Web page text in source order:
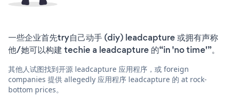
一些企业首先try自己动手 (diy) leadcapture 或拥有声称
他/她可以构建 techie a leadcapture 的“in 'no time'”。
其他人试图找到开源 leadcapture 应用程序，或 foreign
companies 提供 allegedly 应用程序 leadcapture 的 at rock-
bottom prices。